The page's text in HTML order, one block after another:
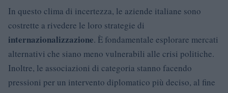
In questo clima di incertezza, le aziende italiane sono
costrette a rivedere le loro strategie di
internazionalizzazione. È fondamentale esplorare mercati
alternativi che siano meno vulnerabili alle crisi politiche.
Inoltre, le associazioni di categoria stanno facendo
pressioni per un intervento diplomatico più deciso, al fine